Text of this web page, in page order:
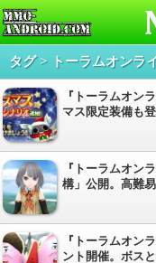
タグ > トーラムオンラ
『トーラムオン
マス限定装備も
『トーラムオン
構」公開。高難
『トーラムオン
ント開催。ボス